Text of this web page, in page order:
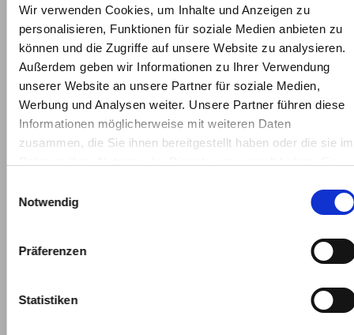
Wir verwenden Cookies, um Inhalte und Anzeigen zu
personalisieren, Funktionen für soziale Medien anbieten zu
können und die Zugriffe auf unsere Website zu analysieren.
Außerdem geben wir Informationen zu Ihrer Verwendung
unserer Website an unsere Partner für soziale Medien,
Werbung und Analysen weiter. Unsere Partner führen diese
Informationen möglicherweise mit weiteren Daten
zusammen, die Sie ihnen bereitgestellt haben oder die sie im
Webseite weiterhin nutzen.
Notwendig
Präferenzen
Statistiken
Fiat 500C Fiat 500X
Fiat 600E & 600 Fiat E-Ulysse
Fiat Grande Panda Fiat Panda / Pandina
Fiat Qubo L Fiat Tipo Fiat Topolino
Standorte für Fiat Gebrauchtwagen
Berlin-Charlottenburg